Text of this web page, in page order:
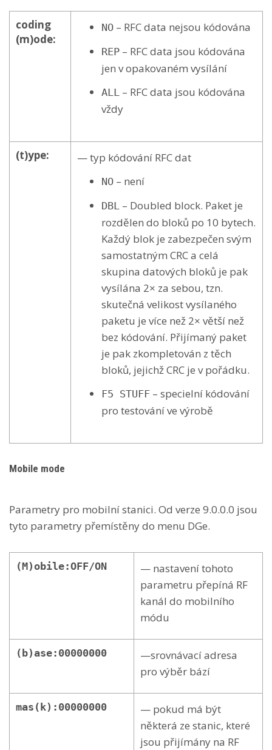
coding
(m)ode:
NO – RFC data nejsou kódována
REP – RFC data jsou kódována
jen v opakovaném vysílání
ALL – RFC data jsou kódována
vždy
(t)ype: — typ kódování RFC dat
NO – není
DBL – Doubled block. Paket je
rozdělen do bloků po 10 bytech.
Každý blok je zabezpečen svým
samostatným CRC a celá
skupina datových bloků je pak
vysílána 2× za sebou, tzn.
skutečná velikost vysílaného
paketu je více než 2× větší než
bez kódování. Přijímaný paket
je pak zkompletován z těch
bloků, jejichž CRC je v pořádku.
F5 STUFF – specielní kódování
pro testování ve výrobě
Mobile mode
Parametry pro mobilní stanici. Od verze 9.0.0.0 jsou
tyto parametry přemístěny do menu DGe.
(M)obile:OFF/ON
— nastavení tohoto
parametru přepíná RF
kanál do mobilního
módu
(b)ase:00000000
—srovnávací adresa
pro výběr bází
mas(k):00000000
— pokud má být
některá ze stanic, které
jsou přijímány na RF